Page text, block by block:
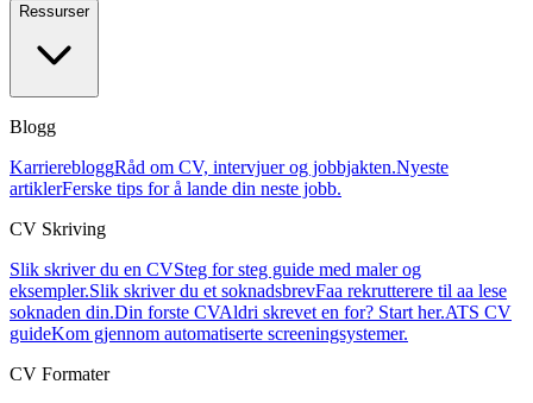
Ressurser
Blogg
KarrierebloggRåd om CV, intervjuer og jobbjakten.Nyeste
artiklerFerske tips for å lande din neste jobb.
CV Skriving
Slik skriver du en CVSteg for steg guide med maler og
eksempler.Slik skriver du et soknadsbrevFaa rekrutterere til aa lese
soknaden din.Din forste CVAldri skrevet en for? Start her.ATS CV
guideKom gjennom automatiserte screeningsystemer.
CV Formater